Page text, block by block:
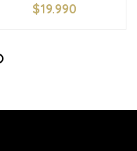
$19.990